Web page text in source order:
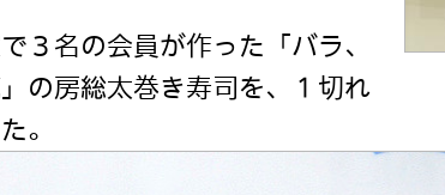
３名の会員が作った「バラ、
の房総太巻き寿司を、１切れ
。